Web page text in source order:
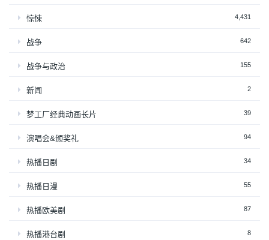
惊悚 4,431
战争 642
战争与政治 155
新闻 2
梦工厂经典动画长片 39
演唱会&颁奖礼 94
热播日剧 34
热播日漫 55
热播欧美剧 87
热播港台剧 8